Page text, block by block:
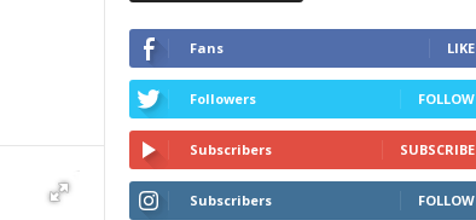
Fans LIKE
Followers FOLLOW
Subscribers SUBSCRIBE
Subscribers FOLLOW